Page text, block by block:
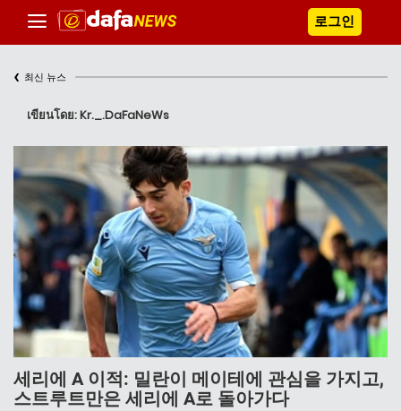
로그인
‹ 최신 뉴스
เขียนโดย: Kr._.DaFaNeWs
세리에 A 이적: 밀란이 메이테에 관심을 가지고,
스트루트만은 세리에 A로 돌아가다